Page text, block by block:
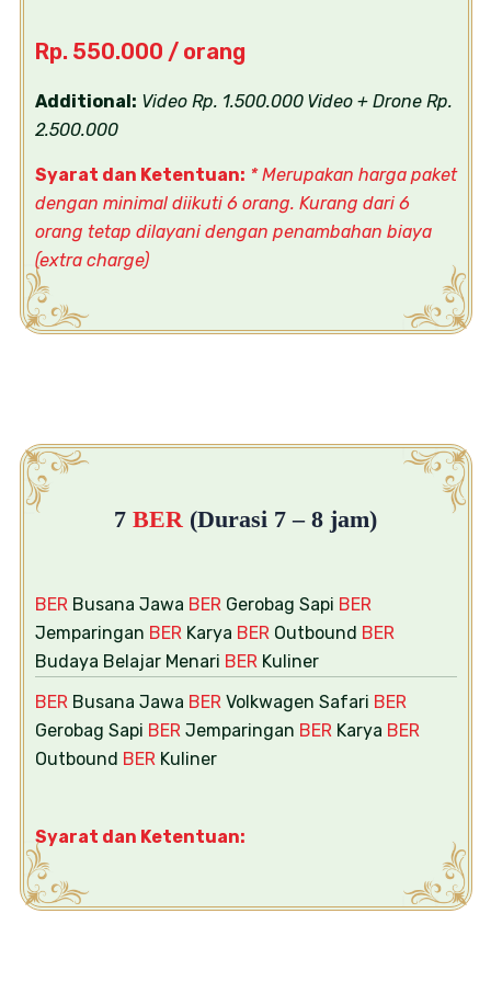
Rp. 550.000 / orang
Additional: Video Rp. 1.500.000Video + Drone Rp.
2.500.000
Syarat dan Ketentuan: * Merupakan harga paket
dengan minimal diikuti 6 orang. Kurang dari 6
orang tetap dilayani dengan penambahan biaya
(extra charge)
7 BER (Durasi 7 – 8 jam)
BERBusana Jawa BERGerobag Sapi BER
Jemparingan BERKarya BEROutbound BER
Budaya Belajar Menari BERKuliner
BERBusana Jawa BERVolkwagen Safari BER
Gerobag Sapi BERJemparingan BERKarya BER
Outbound BERKuliner
Syarat dan Ketentuan: